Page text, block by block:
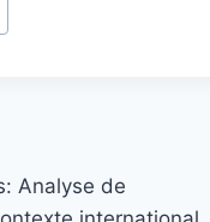
Analyse de